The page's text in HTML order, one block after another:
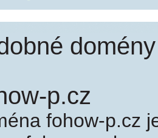
p.cz
fohow-p.cz